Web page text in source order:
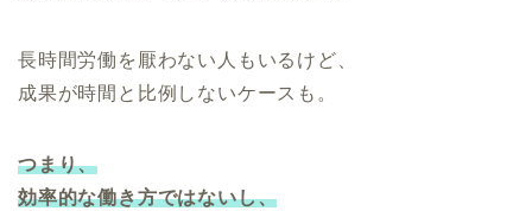
長時間労働を厭わない人もいるけど、
成果が時間と比例しないケースも。
つまり、
効率的な働き方ではないし、